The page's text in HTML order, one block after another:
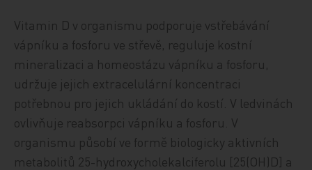
Vitamin D v organismu podporuje vstřebávání
vápníku a fosforu ve střevě, reguluje kostní
mineralizaci a homeostázu vápníku a fosforu,
udržuje jejich extracelulární koncentraci
potřebnou pro jejich ukládání do kostí. V ledvinách
ovlivňuje reabsorpci vápníku a fosforu. V
organismu působí ve formě biologicky aktivních
metabolitů 25-hydroxycholekalciferolu [25(OH)D] a